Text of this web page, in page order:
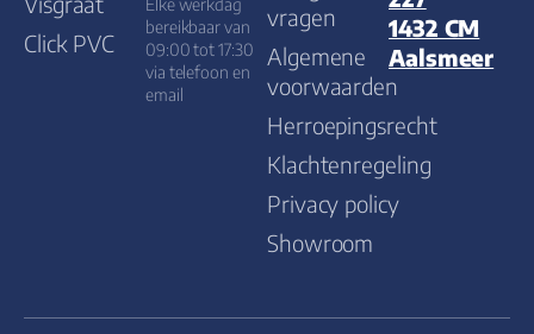
Click PVC
Elke werkdag
bereikbaar van
09:00 tot 17:30
via telefoon en
email
vragen
Algemene
voorwaarden
Herroepingsrecht
Klachtenregeling
Privacy policy
Showroom
1432 CM
Aalsmeer